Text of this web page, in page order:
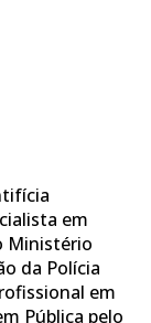
em
Ministério
da Polícia
em
Pública pelo